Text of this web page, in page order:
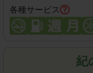
各種サービス
紀